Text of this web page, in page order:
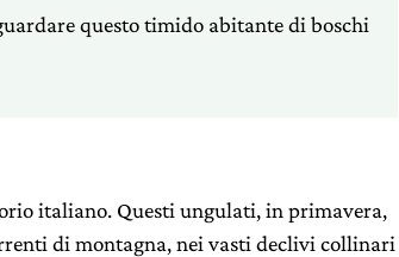
questo timido abitante di boschi
italiano. Questi ungulati, in primavera,
di montagna, nei vasti declivi collinari